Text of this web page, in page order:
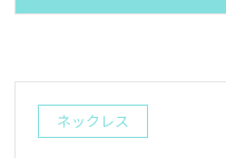
ネックレス